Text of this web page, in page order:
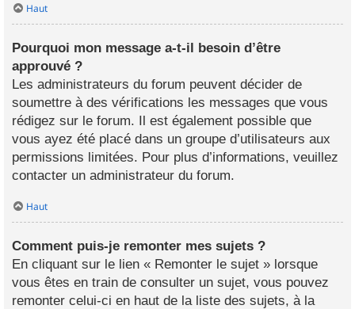
Haut
Pourquoi mon message a-t-il besoin d’être
approuvé ?
Les administrateurs du forum peuvent décider de
soumettre à des vérifications les messages que vous
rédigez sur le forum. Il est également possible que
vous ayez été placé dans un groupe d’utilisateurs aux
permissions limitées. Pour plus d’informations, veuillez
contacter un administrateur du forum.
Haut
Comment puis-je remonter mes sujets ?
En cliquant sur le lien « Remonter le sujet » lorsque
vous êtes en train de consulter un sujet, vous pouvez
remonter celui-ci en haut de la liste des sujets, à la